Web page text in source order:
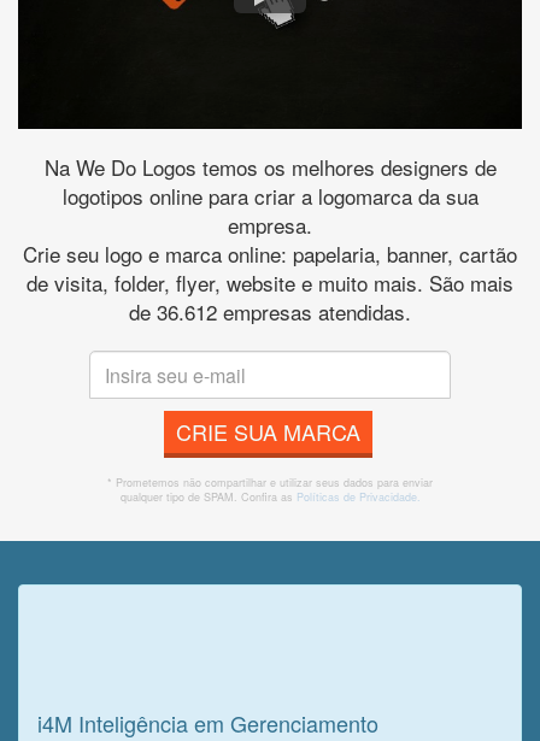
Na We Do Logos temos os melhores designers de
logotipos online para criar a logomarca da sua
empresa.
Crie seu logo e marca online: papelaria, banner, cartão
de visita, folder, flyer, website e muito mais. São mais
de 36.612 empresas atendidas.
CRIE SUA MARCA
* Prometemos não compartilhar e utilizar seus dados para enviar
qualquer tipo de SPAM. Confira as Políticas de Privacidade.
i4M Inteligência em Gerenciamento